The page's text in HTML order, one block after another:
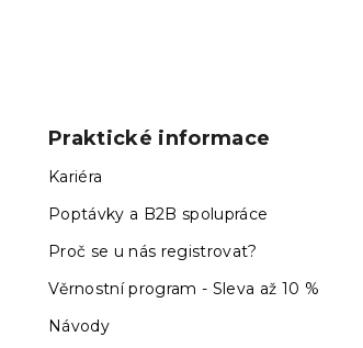
Praktické informace
Kariéra
Poptávky a B2B spolupráce
Proč se u nás registrovat?
Věrnostní program - Sleva až 10 %
Návody